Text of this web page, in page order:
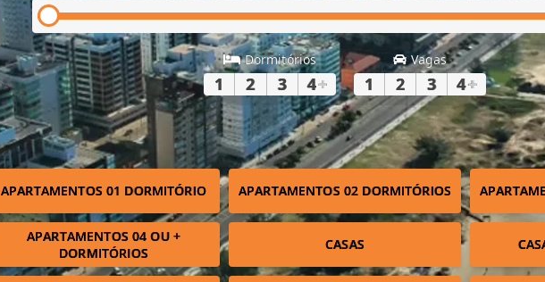
Dormitórios
1 2 3 4+
Vagas
1 2 3 4+
APARTAMENTOS 01 DORMITÓRIO APARTAMENTOS 02 DORMITÓRIOS
APARTAMENTOS 04 OU +
DORMITÓRIOS
CASAS